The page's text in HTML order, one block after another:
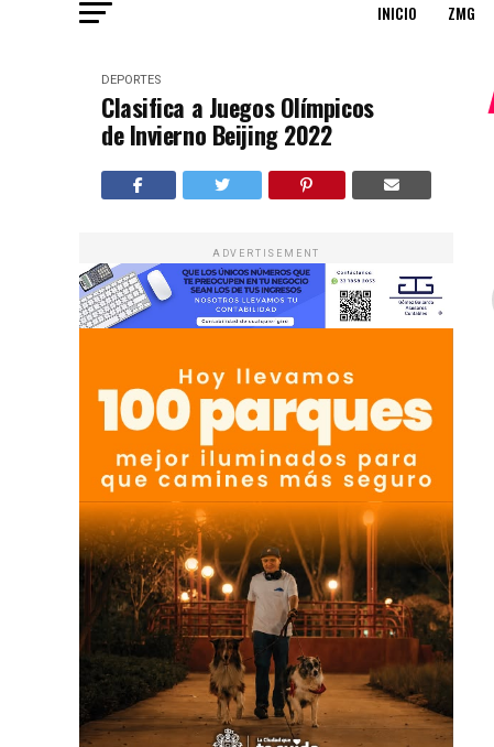
INICIO ZMG
DEPORTES
Clasifica a Juegos Olímpicos
de Invierno Beijing 2022
ADVERTISEMENT